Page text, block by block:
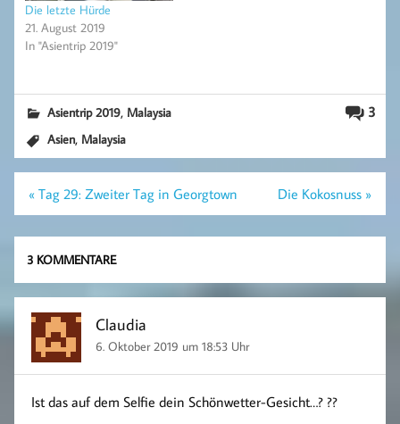
Die letzte Hürde
21. August 2019
In "Asientrip 2019"
3
Asientrip 2019, Malaysia
Asien, Malaysia
Beitragsnavigation
« Tag 29: Zweiter Tag in Georgtown Die Kokosnuss »
3 KOMMENTARE
Claudia
6. Oktober 2019 um 18:53 Uhr
Ist das auf dem Selfie dein Schönwetter-Gesicht…? ??